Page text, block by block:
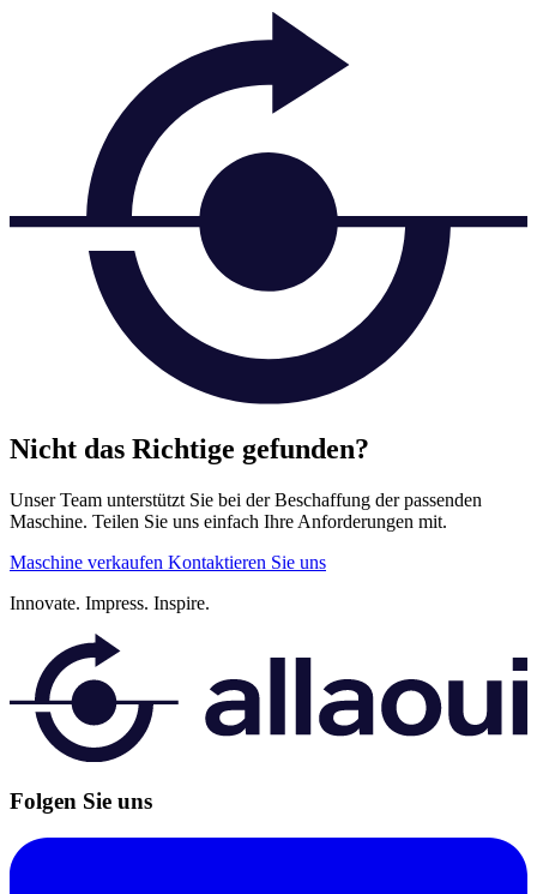
Nicht das Richtige gefunden?
Unser Team unterstützt Sie bei der Beschaffung der passenden
Maschine. Teilen Sie uns einfach Ihre Anforderungen mit.
Maschine verkaufen Kontaktieren Sie uns
Innovate. Impress. Inspire.
Folgen Sie uns